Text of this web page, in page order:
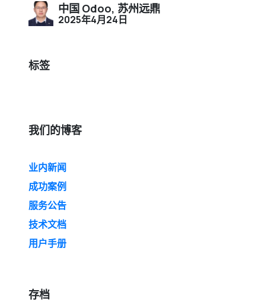
中国 Odoo, 苏州远鼎
2025年4月24日
标签
我们的博客
业内新闻
成功案例
服务公告
技术文档
用户手册
存档